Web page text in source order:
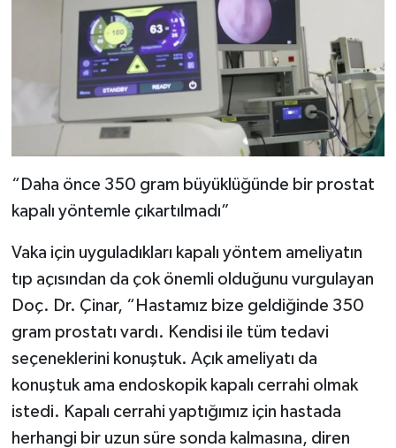
“Daha önce 350 gram büyüklüğünde bir prostat
kapalı yöntemle çıkartılmadı”
Vaka için uyguladıkları kapalı yöntem ameliyatın
tıp açısından da çok önemli olduğunu vurgulayan
Doç. Dr. Çinar, “Hastamız bize geldiğinde 350
gram prostatı vardı. Kendisi ile tüm tedavi
seçeneklerini konuştuk. Açık ameliyatı da
konuştuk ama endoskopik kapalı cerrahi olmak
istedi. Kapalı cerrahi yaptığımız için hastada
herhangi bir uzun süre sonda kalmasına, diren